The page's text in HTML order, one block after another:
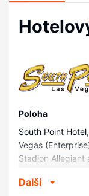
Poloha
South Point
Vegas
Stadion Allegiant
Mobile Aréna a
Další